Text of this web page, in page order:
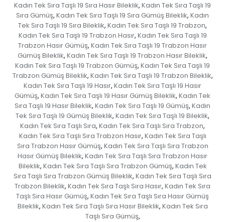
Kadın Tek Sıra Taşlı 19 Sıra Hasır Bileklik, Kadın Tek Sıra Taşlı 19
Sıra Gümüş, Kadın Tek Sıra Taşlı 19 Sıra Gümüş Bileklik, Kadın
Tek Sıra Taşlı 19 Sıra Bileklik, Kadın Tek Sıra Taşlı 19 Trabzon,
Kadın Tek Sıra Taşlı 19 Trabzon Hasır, Kadın Tek Sıra Taşlı 19
Trabzon Hasır Gümüş, Kadın Tek Sıra Taşlı 19 Trabzon Hasır
Gümüş Bileklik, Kadın Tek Sıra Taşlı 19 Trabzon Hasır Bileklik,
Kadın Tek Sıra Taşlı 19 Trabzon Gümüş, Kadın Tek Sıra Taşlı 19
Trabzon Gümüş Bileklik, Kadın Tek Sıra Taşlı 19 Trabzon Bileklik,
Kadın Tek Sıra Taşlı 19 Hasır, Kadın Tek Sıra Taşlı 19 Hasır
Gümüş, Kadın Tek Sıra Taşlı 19 Hasır Gümüş Bileklik, Kadın Tek
Sıra Taşlı 19 Hasır Bileklik, Kadın Tek Sıra Taşlı 19 Gümüş, Kadın
Tek Sıra Taşlı 19 Gümüş Bileklik, Kadın Tek Sıra Taşlı 19 Bileklik,
Kadın Tek Sıra Taşlı Sıra, Kadın Tek Sıra Taşlı Sıra Trabzon,
Kadın Tek Sıra Taşlı Sıra Trabzon Hasır, Kadın Tek Sıra Taşlı
Sıra Trabzon Hasır Gümüş, Kadın Tek Sıra Taşlı Sıra Trabzon
Hasır Gümüş Bileklik, Kadın Tek Sıra Taşlı Sıra Trabzon Hasır
Bileklik, Kadın Tek Sıra Taşlı Sıra Trabzon Gümüş, Kadın Tek
Sıra Taşlı Sıra Trabzon Gümüş Bileklik, Kadın Tek Sıra Taşlı Sıra
Trabzon Bileklik, Kadın Tek Sıra Taşlı Sıra Hasır, Kadın Tek Sıra
Taşlı Sıra Hasır Gümüş, Kadın Tek Sıra Taşlı Sıra Hasır Gümüş
Bileklik, Kadın Tek Sıra Taşlı Sıra Hasır Bileklik, Kadın Tek Sıra
Taşlı Sıra Gümüş,